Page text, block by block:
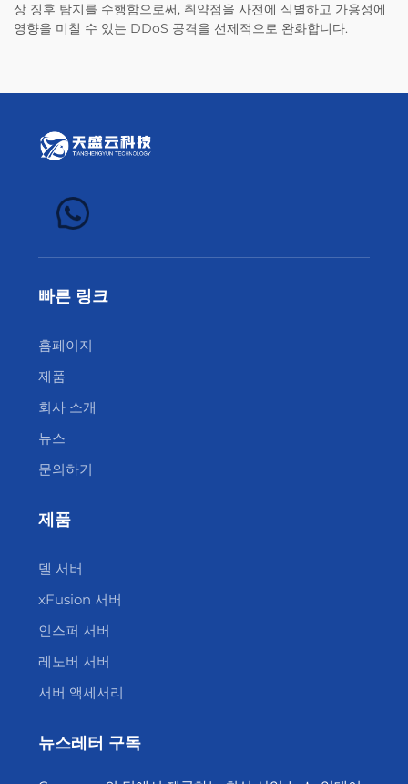
상 징후 탐지를 수행함으로써, 취약점을 사전에 식별하고 가용성에
영향을 미칠 수 있는 DDoS 공격을 선제적으로 완화합니다.
빠른 링크
홈페이지
제품
회사 소개
뉴스
문의하기
제품
델 서버
xFusion 서버
인스퍼 서버
레노버 서버
서버 액세서리
뉴스레터 구독